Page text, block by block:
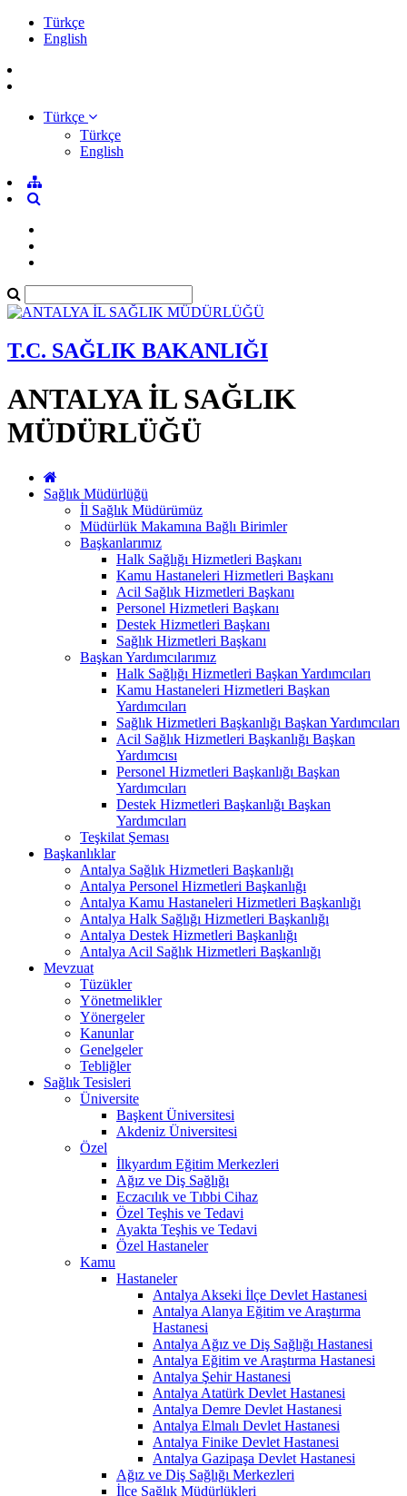
Türkçe
English
Türkçe
Türkçe
English
T.C. SAĞLIK BAKANLIĞI
ANTALYA İL SAĞLIK
MÜDÜRLÜĞÜ
Sağlık Müdürlüğü
İl Sağlık Müdürümüz
Müdürlük Makamına Bağlı Birimler
Başkanlarımız
Halk Sağlığı Hizmetleri Başkanı
Kamu Hastaneleri Hizmetleri Başkanı
Acil Sağlık Hizmetleri Başkanı
Personel Hizmetleri Başkanı
Destek Hizmetleri Başkanı
Sağlık Hizmetleri Başkanı
Başkan Yardımcılarımız
Halk Sağlığı Hizmetleri Başkan Yardımcıları
Kamu Hastaneleri Hizmetleri Başkan
Yardımcıları
Sağlık Hizmetleri Başkanlığı Başkan Yardımcıları
Acil Sağlık Hizmetleri Başkanlığı Başkan
Yardımcısı
Personel Hizmetleri Başkanlığı Başkan
Yardımcıları
Destek Hizmetleri Başkanlığı Başkan
Yardımcıları
Teşkilat Şeması
Başkanlıklar
Antalya Sağlık Hizmetleri Başkanlığı
Antalya Personel Hizmetleri Başkanlığı
Antalya Kamu Hastaneleri Hizmetleri Başkanlığı
Antalya Halk Sağlığı Hizmetleri Başkanlığı
Antalya Destek Hizmetleri Başkanlığı
Antalya Acil Sağlık Hizmetleri Başkanlığı
Mevzuat
Tüzükler
Yönetmelikler
Yönergeler
Kanunlar
Genelgeler
Tebliğler
Sağlık Tesisleri
Üniversite
Başkent Üniversitesi
Akdeniz Üniversitesi
Özel
İlkyardım Eğitim Merkezleri
Ağız ve Diş Sağlığı
Eczacılık ve Tıbbi Cihaz
Özel Teşhis ve Tedavi
Ayakta Teşhis ve Tedavi
Özel Hastaneler
Kamu
Hastaneler
Antalya Akseki İlçe Devlet Hastanesi
Antalya Alanya Eğitim ve Araştırma
Hastanesi
Antalya Ağız ve Diş Sağlığı Hastanesi
Antalya Eğitim ve Araştırma Hastanesi
Antalya Şehir Hastanesi
Antalya Atatürk Devlet Hastanesi
Antalya Demre Devlet Hastanesi
Antalya Elmalı Devlet Hastanesi
Antalya Finike Devlet Hastanesi
Antalya Gazipaşa Devlet Hastanesi
Ağız ve Diş Sağlığı Merkezleri
İlçe Sağlık Müdürlükleri